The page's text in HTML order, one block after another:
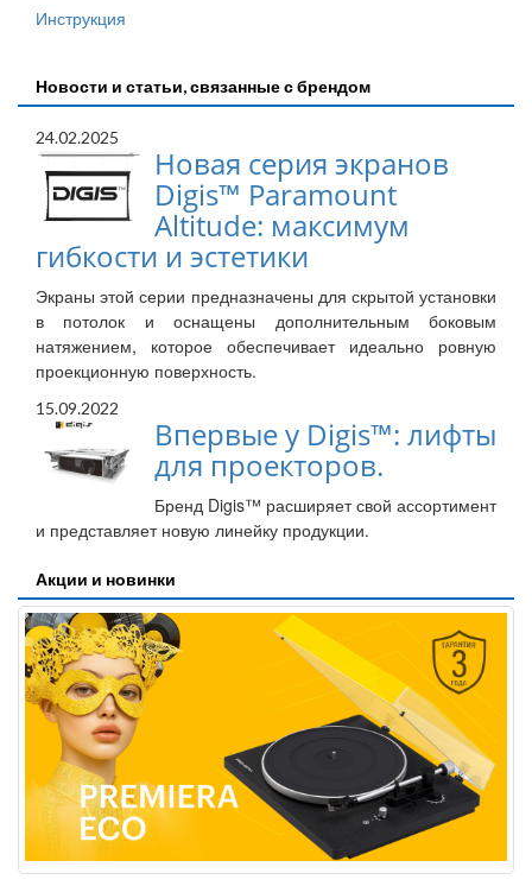
Инструкция
Новости и статьи, связанные с брендом
24.02.2025
Новая серия экранов
Digis™ Paramount
Altitude: максимум
гибкости и эстетики
Экраны этой серии предназначены для скрытой установки
в потолок и оснащены дополнительным боковым
натяжением, которое обеспечивает идеально ровную
проекционную поверхность.
15.09.2022
Впервые у Digis™: лифты
для проекторов.
Бренд Digis™ расширяет свой ассортимент
и представляет новую линейку продукции.
Акции и новинки